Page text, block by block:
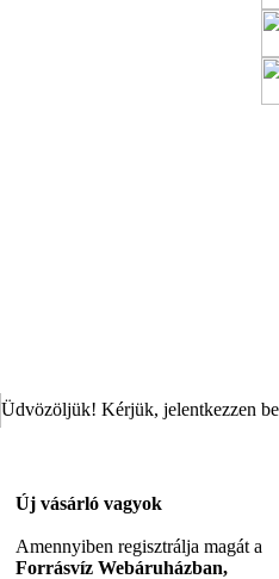
Üdvözöljük! Kérjük, jelentkezzen
Új vásárló vagyok
Amennyiben regisztrálja magát a
Forrásvíz Webáruházban,